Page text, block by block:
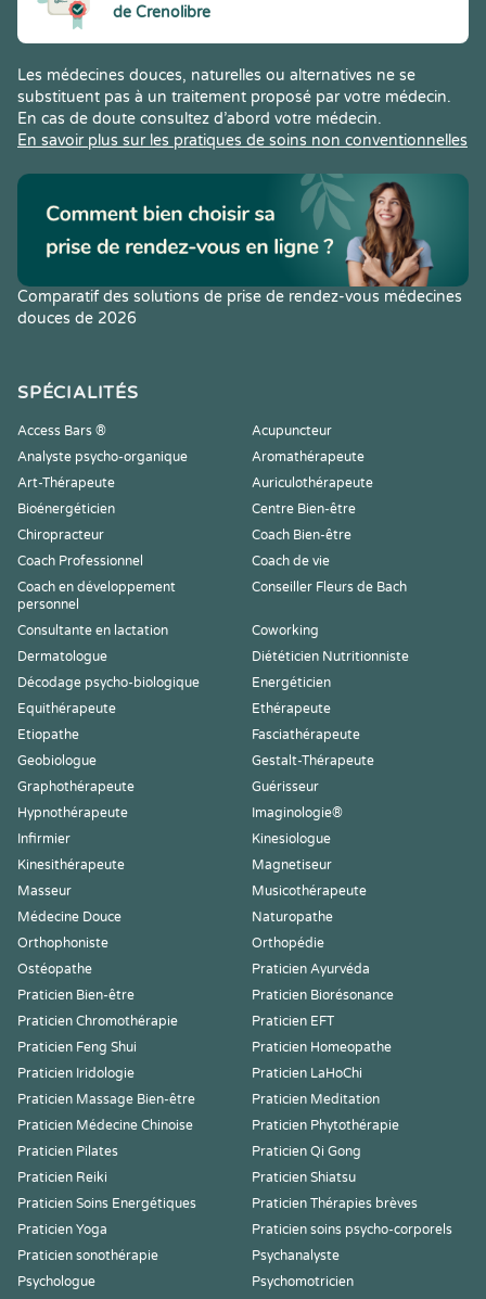
de Crenolibre
Les médecines douces, naturelles ou alternatives ne se
substituent pas à un traitement proposé par votre médecin.
En cas de doute consultez d’abord votre médecin.
En savoir plus sur les pratiques de soins non conventionnelles
Comparatif des solutions de prise de rendez-vous médecines
douces de 2026
SPÉCIALITÉS
Access Bars ®
Acupuncteur
Analyste psycho-organique
Aromathérapeute
Art-Thérapeute
Auriculothérapeute
Bioénergéticien
Centre Bien-être
Chiropracteur
Coach Bien-être
Coach Professionnel
Coach de vie
Coach en développement
personnel
Conseiller Fleurs de Bach
Consultante en lactation
Coworking
Dermatologue
Diététicien Nutritionniste
Décodage psycho-biologique
Energéticien
Equithérapeute
Ethérapeute
Etiopathe
Fasciathérapeute
Geobiologue
Gestalt-Thérapeute
Graphothérapeute
Guérisseur
Hypnothérapeute
Imaginologie®
Infirmier
Kinesiologue
Kinesithérapeute
Magnetiseur
Masseur
Musicothérapeute
Médecine Douce
Naturopathe
Orthophoniste
Orthopédie
Ostéopathe
Praticien Ayurvéda
Praticien Bien-être
Praticien Biorésonance
Praticien Chromothérapie
Praticien EFT
Praticien Feng Shui
Praticien Homeopathe
Praticien Iridologie
Praticien LaHoChi
Praticien Massage Bien-être
Praticien Meditation
Praticien Médecine Chinoise
Praticien Phytothérapie
Praticien Pilates
Praticien Qi Gong
Praticien Reiki
Praticien Shiatsu
Praticien Soins Energétiques
Praticien Thérapies brèves
Praticien Yoga
Praticien soins psycho-corporels
Praticien sonothérapie
Psychanalyste
Psychologue
Psychomotricien